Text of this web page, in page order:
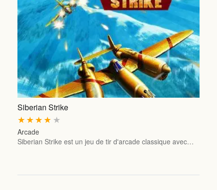
Siberian Strike
★
★
★
★
★
Arcade
Siberian Strike est un jeu de tir d'arcade classique avec…